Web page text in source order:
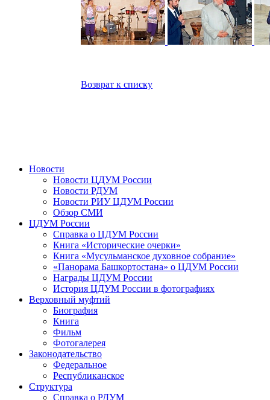
Возврат к списку
Новости
Новости ЦДУМ России
Новости РДУМ
Новости РИУ ЦДУМ России
Обзор СМИ
ЦДУМ России
Справка о ЦДУМ России
Книга «Исторические очерки»
Книга «Мусульманское духовное собрание»
«Панорама Башкортостана» о ЦДУМ России
Награды ЦДУМ России
История ЦДУМ России в фотографиях
Верховный муфтий
Биография
Книга
Фильм
Фотогалерея
Законодательство
Федеральное
Республиканское
Структура
Справка о РДУМ